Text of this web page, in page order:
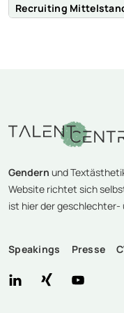
Recruiting
Gendern und
Website richtet sich
ist hier der geschlechter-
Speakings Presse